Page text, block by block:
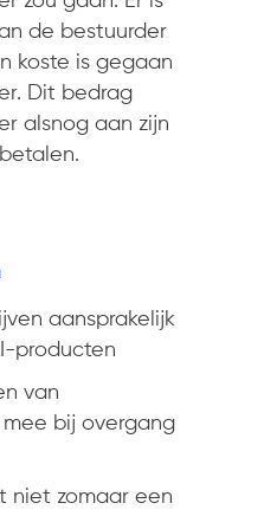
de bestuurder
koste is gegaan
Dit bedrag
alsnog aan zijn
aansprakelijk
producten
van
bij overgang
niet zomaar een